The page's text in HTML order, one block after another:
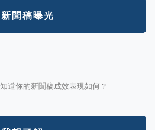
聞稿曝光
道你的新聞稿成效表現如何？